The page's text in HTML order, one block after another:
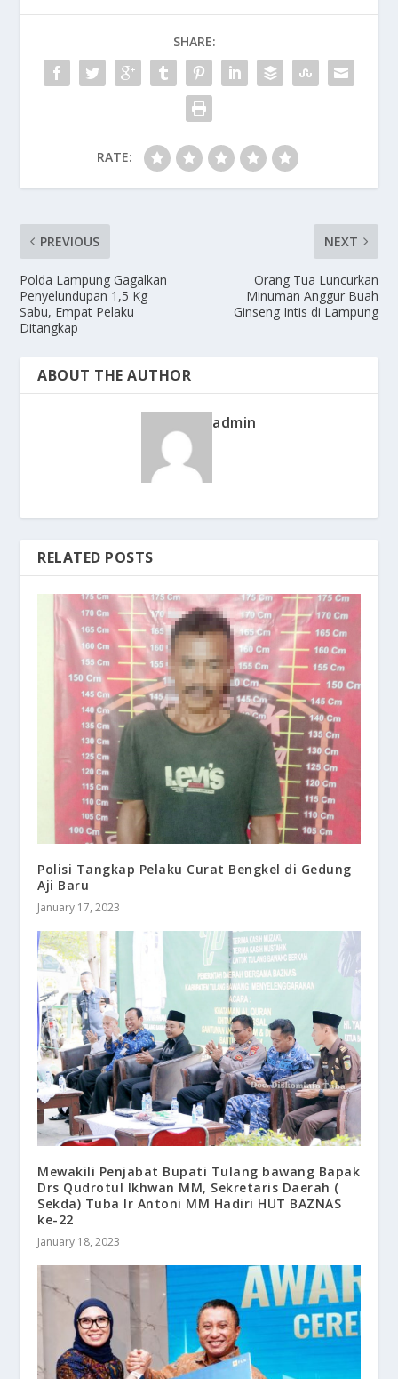
SHARE:
RATE:
PREVIOUS
Polda Lampung Gagalkan
Penyelundupan 1,5 Kg
Sabu, Empat Pelaku
Ditangkap
NEXT
Orang Tua Luncurkan
Minuman Anggur Buah
Ginseng Intis di Lampung
ABOUT THE AUTHOR
admin
RELATED POSTS
Polisi Tangkap Pelaku Curat Bengkel di Gedung
Aji Baru
January 17, 2023
Mewakili Penjabat Bupati Tulang bawang Bapak
Drs Qudrotul Ikhwan MM, Sekretaris Daerah (
Sekda) Tuba Ir Antoni MM Hadiri HUT BAZNAS
ke-22
January 18, 2023